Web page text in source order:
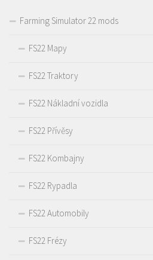
Farming Simulator 22 mods
FS22 Mapy
FS22 Traktory
FS22 Nákladní vozidla
FS22 Přívěsy
FS22 Kombajny
FS22 Rypadla
FS22 Automobily
FS22 Frézy